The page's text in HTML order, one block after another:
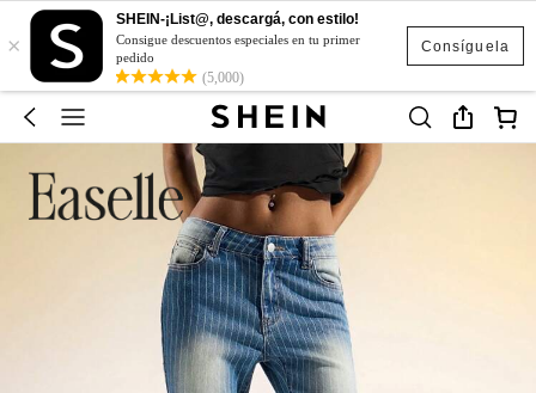
Consíguela
×
SHEIN-¡List@, descargá, con estilo!
Consigue descuentos especiales en tu primer
pedido
(5,000)